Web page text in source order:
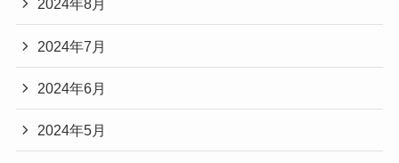
2024年8月
2024年7月
2024年6月
2024年5月